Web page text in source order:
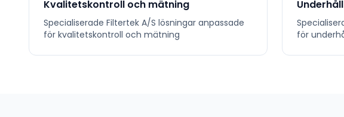
Kvalitetskontroll och mätning
Specialiserade Filtertek A/S lösningar anpassade
för kvalitetskontroll och mätning
för